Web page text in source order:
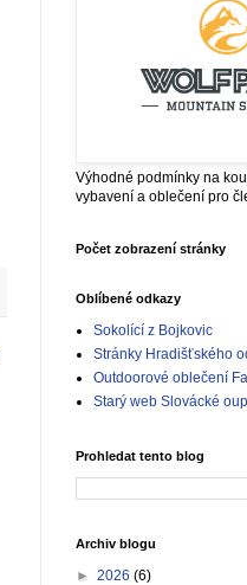
Výhodné podmínky na
vybavení a oblečení pro
Počet zobrazení stránky
Oblíbené odkazy
Sokolící z Bojkovic
Stránky Hradišťského
Outdoorové oblečení
Starý web Slovácké
Prohledat tento blog
Archiv blogu
► 2026 (6)